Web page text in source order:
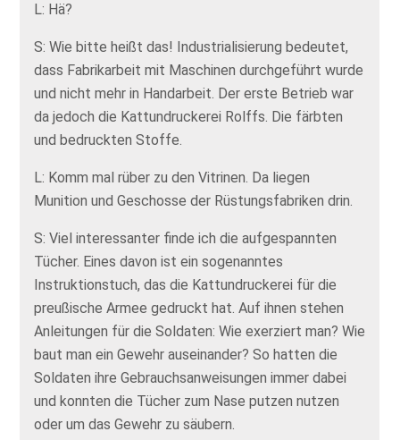
L: Hä?
S: Wie bitte heißt das! Industrialisierung bedeutet,
dass Fabrikarbeit mit Maschinen durchgeführt wurde
und nicht mehr in Handarbeit. Der erste Betrieb war
da jedoch die Kattundruckerei Rolffs. Die färbten
und bedruckten Stoffe.
L: Komm mal rüber zu den Vitrinen. Da liegen
Munition und Geschosse der Rüstungsfabriken drin.
S: Viel interessanter finde ich die aufgespannten
Tücher. Eines davon ist ein sogenanntes
Instruktionstuch, das die Kattundruckerei für die
preußische Armee gedruckt hat. Auf ihnen stehen
Anleitungen für die Soldaten: Wie exerziert man? Wie
baut man ein Gewehr auseinander? So hatten die
Soldaten ihre Gebrauchsanweisungen immer dabei
und konnten die Tücher zum Nase putzen nutzen
oder um das Gewehr zu säubern.